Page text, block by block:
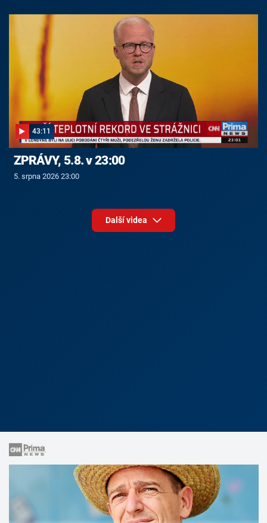
43:11
ZPRÁVY, 5.8. v 23:00
5. srpna 2026 23:00
Další videa